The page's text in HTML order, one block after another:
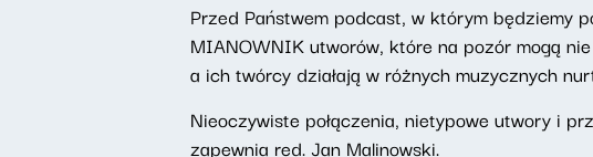
Przed Państwem podcast, w którym będziemy
MIANOWNIK utworów, które na pozór mogą
a ich twórcy działają w różnych muzycznych
Nieoczywiste połączenia, nietypowe utwory i
zapewnia red. Jan Malinowski.